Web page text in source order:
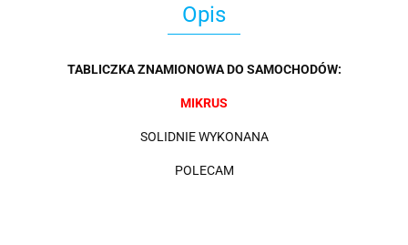
Opis
TABLICZKA ZNAMIONOWA DO SAMOCHODÓW:
MIKRUS
SOLIDNIE WYKONANA
POLECAM